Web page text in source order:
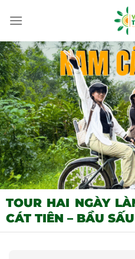
qua
dung
TOUR HAI NGÀY
CÁT TIÊN – BẦU SẤU